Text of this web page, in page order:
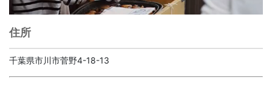
住所
千葉県市川市菅野4-18-13